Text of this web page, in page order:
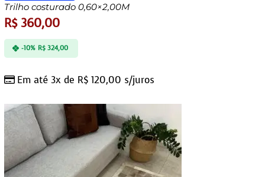
Trilho costurado 0,60×2,00M
R$360,00
Em até 3x de R$ 120,00 s/juros
-10% R$324,00